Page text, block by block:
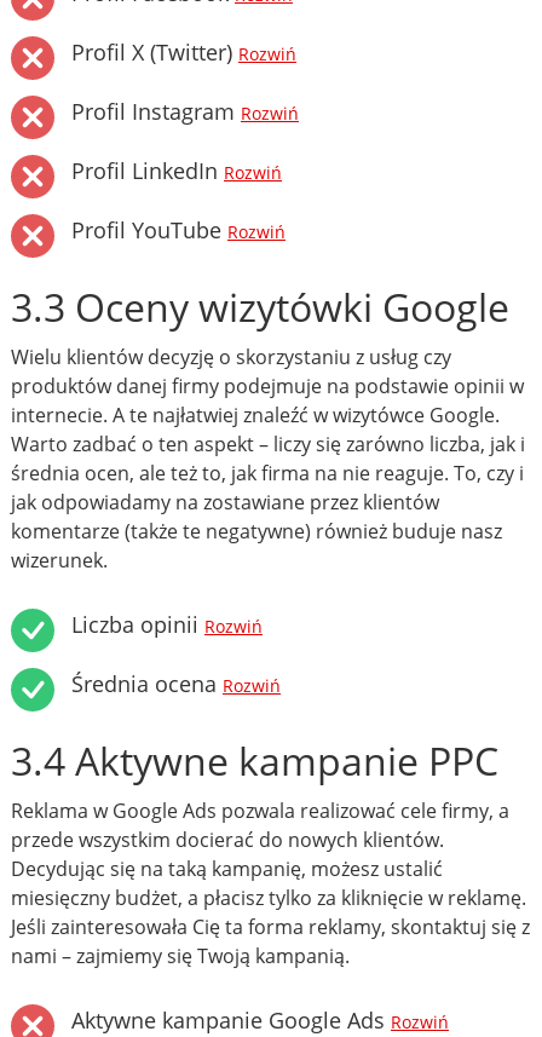
Profil X (Twitter) Rozwiń
Profil Instagram Rozwiń
Profil LinkedIn Rozwiń
Profil YouTube Rozwiń
3.3 Oceny wizytówki Google
Wielu klientów decyzję o skorzystaniu z usług czy
produktów danej firmy podejmuje na podstawie opinii w
internecie. A te najłatwiej znaleźć w wizytówce Google.
Warto zadbać o ten aspekt – liczy się zarówno liczba, jak i
średnia ocen, ale też to, jak firma na nie reaguje. To, czy i
jak odpowiadamy na zostawiane przez klientów
komentarze (także te negatywne) również buduje nasz
wizerunek.
Liczba opinii Rozwiń
Średnia ocena Rozwiń
3.4 Aktywne kampanie PPC
Reklama w Google Ads pozwala realizować cele firmy, a
przede wszystkim docierać do nowych klientów.
Decydując się na taką kampanię, możesz ustalić
miesięczny budżet, a płacisz tylko za kliknięcie w reklamę.
Jeśli zainteresowała Cię ta forma reklamy, skontaktuj się z
nami – zajmiemy się Twoją kampanią.
Aktywne kampanie Google Ads Rozwiń